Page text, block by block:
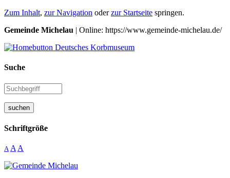
Zum Inhalt, zur Navigation oderzur Startseite springen.
Gemeinde Michelau | Online: https://www.gemeinde-michelau.de/
Suche
suchen
Schriftgröße
A A A